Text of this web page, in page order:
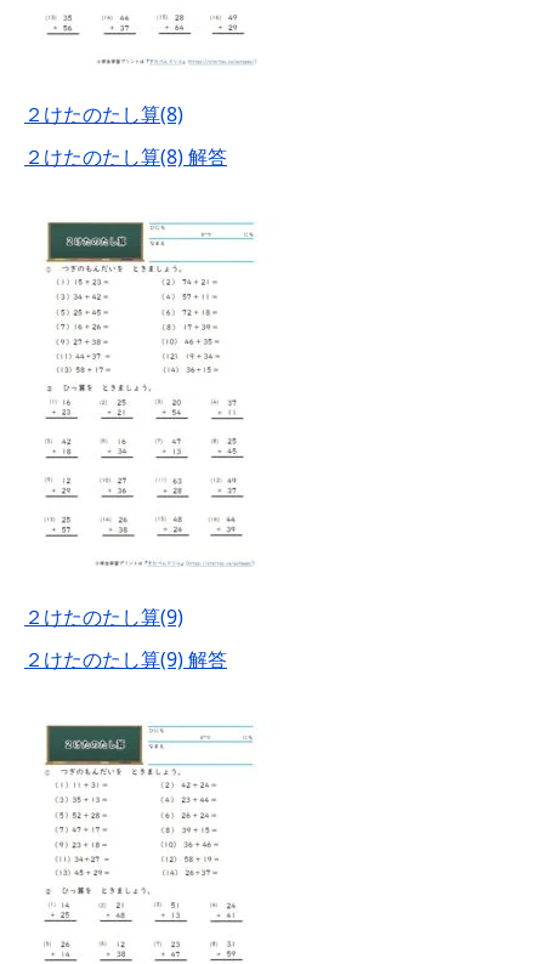
２けたのたし算(8)
２けたのたし算(8) 解答
２けたのたし算(9)
２けたのたし算(9) 解答